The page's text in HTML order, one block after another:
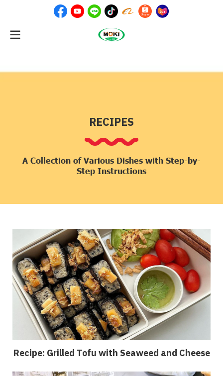
RECIPES
A Collection of Various Dishes with Step-by-
Step Instructions
Recipe: Grilled Tofu with Seaweed and Cheese